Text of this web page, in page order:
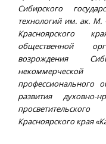
Сибирского
технологий им. ак.
Красноярского
общественной
возрождения
некоммерческой
профессионального
развития духовно-
Красноярского края